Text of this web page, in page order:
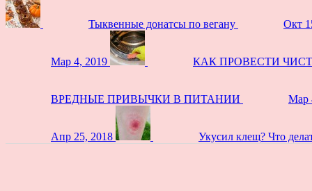
Тыквенные донатсы по вегану Окт
Мар 4, 2019 КАК ПРОВЕСТИ
ВРЕДНЫЕ ПРИВЫЧКИ В ПИТАНИИ Мар
Апр 25, 2018 Укусил клещ? Что